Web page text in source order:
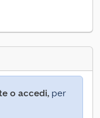
o accedi, per